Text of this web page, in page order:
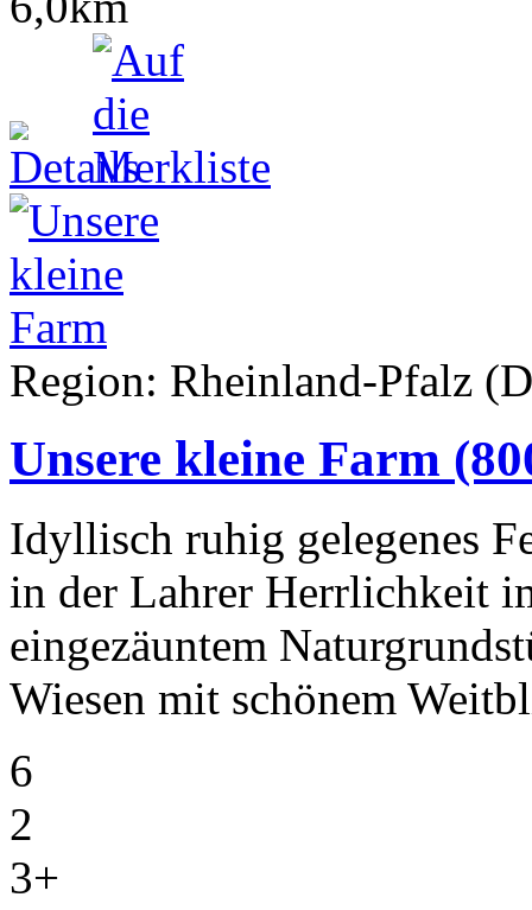
Region: Rheinland-Pfalz
Unsere kleine Farm
Idyllisch ruhig gelegenes
in der Lahrer Herrlichkeit
eingezäuntem
Wiesen mit schönem
6
2
3+